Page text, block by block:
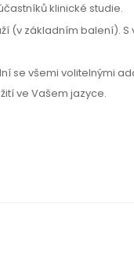
klinické studie.
(v základním balení).
se všemi volitelnými
ve Vašem jazyce.